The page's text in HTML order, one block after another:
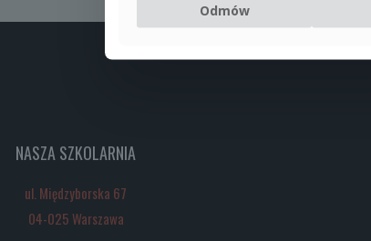
45,00 zł
do
NASZA SZKOLARNIA
ul. Międzyborska 67
04-025 Warszawa
Odmów